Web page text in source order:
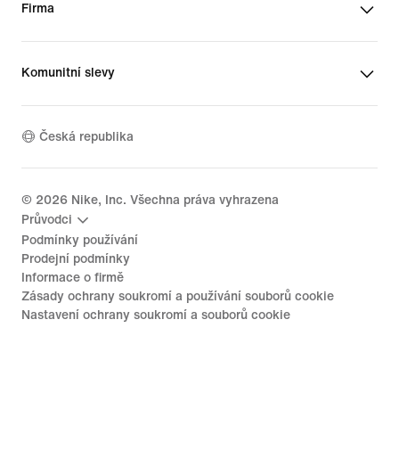
Firma
Komunitní slevy
Česká republika
© 2026 Nike, Inc. Všechna práva vyhrazena
Průvodci
Podmínky používání
Prodejní podmínky
Informace o firmě
Zásady ochrany soukromí a používání souborů cookie
Nastavení ochrany soukromí a souborů cookie